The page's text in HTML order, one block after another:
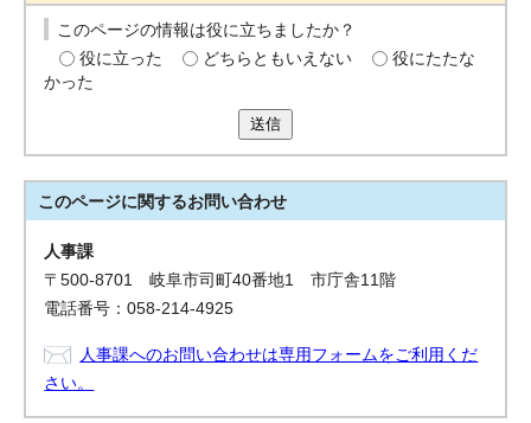
このページの情報は役に立ちましたか？
役に立った
どちらともいえない
役にたたな
かった
送信
このページに関するお問い合わせ
人事課
〒500-8701 岐阜市司町40番地1 市庁舎11階
電話番号：058-214-4925
人事課へのお問い合わせは専用フォームをご利用くだ
さい。